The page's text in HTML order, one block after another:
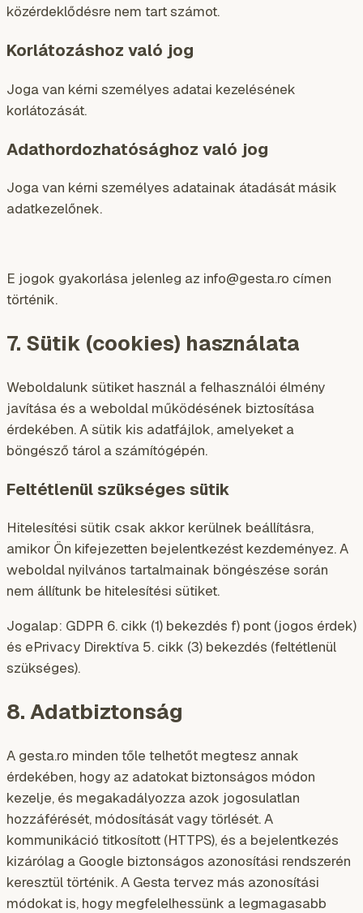
közérdeklődésre nem tart számot.
Korlátozáshoz való jog
Joga van kérni személyes adatai kezelésének
korlátozását.
Adathordozhatósághoz való jog
Joga van kérni személyes adatainak átadását másik
adatkezelőnek.
E jogok gyakorlása jelenleg az info@gesta.ro címen
történik.
7. Sütik (cookies) használata
Weboldalunk sütiket használ a felhasználói élmény
javítása és a weboldal működésének biztosítása
érdekében. A sütik kis adatfájlok, amelyeket a
böngésző tárol a számítógépén.
Feltétlenül szükséges sütik
Hitelesítési sütik csak akkor kerülnek beállításra,
amikor Ön kifejezetten bejelentkezést kezdeményez. A
weboldal nyilvános tartalmainak böngészése során
nem állítunk be hitelesítési sütiket.
Jogalap: GDPR 6. cikk (1) bekezdés f) pont (jogos érdek)
és ePrivacy Direktíva 5. cikk (3) bekezdés (feltétlenül
szükséges).
8. Adatbiztonság
A gesta.ro minden tőle telhetőt megtesz annak
érdekében, hogy az adatokat biztonságos módon
kezelje, és megakadályozza azok jogosulatlan
hozzáférését, módosítását vagy törlését. A
kommunikáció titkosított (HTTPS), és a bejelentkezés
kizárólag a Google biztonságos azonosítási rendszerén
keresztül történik. A Gesta tervez más azonosítási
módokat is, hogy megfelelhessünk a legmagasabb